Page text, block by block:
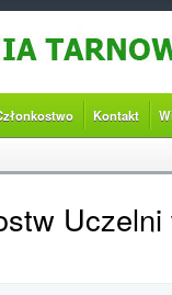
Kontakt
Uczelni